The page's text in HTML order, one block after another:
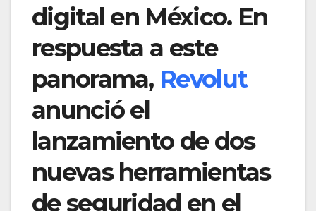
digital en México. En
respuesta a este
panorama, Revolut
anunció el
lanzamiento de dos
nuevas herramientas
de seguridad en el